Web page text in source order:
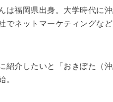
福岡県出身。大学時代に
でネットマーケティングなど
介したいと「おきぽた（
。